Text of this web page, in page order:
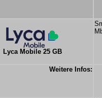
Lyca Mobile 25 GB
Weitere Infos: